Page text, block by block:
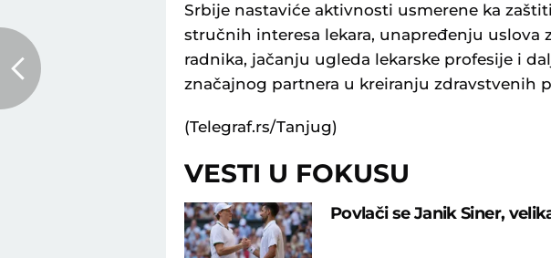
Srbije nastaviće aktivnosti usmerene ka
stručnih interesa lekara, unapređenju uslova
radnika, jačanju ugleda lekarske profesije i
značajnog partnera u kreiranju zdravstvenih
(Telegraf.rs/Tanjug)
VESTI U FOKUSU
Povlači se Janik Siner,